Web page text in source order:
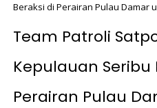
Beraksi di Perairan Pulau Damar
Team Patroli
Kepulauan Seribu
Perairan Pulau